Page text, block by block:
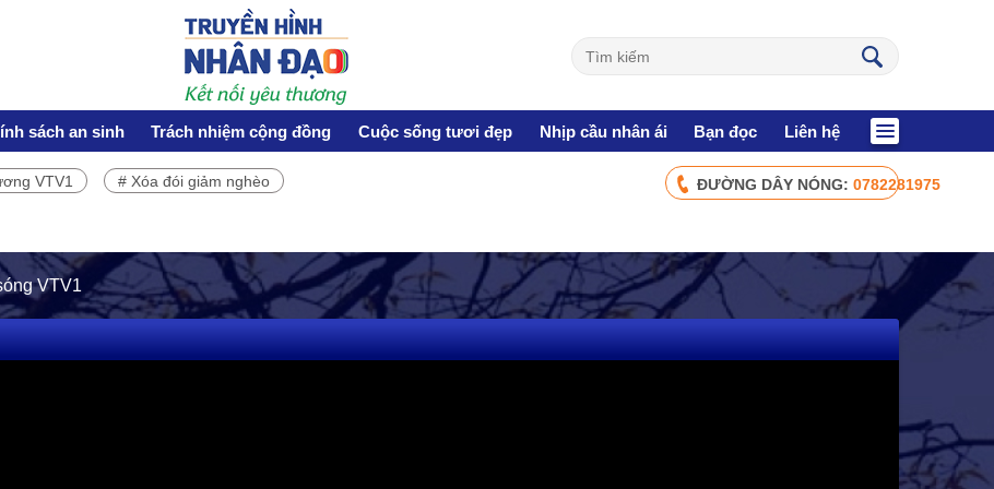
sách an sinh Trách nhiệm cộng đồng Cuộc sống tươi đẹp Nhịp cầu nhân ái Bạn đọc Liên hệ
HOẠT ĐỘNG NHÂN ĐẠO
Hoạt động nhân đạo cả nước
CHÍNH SÁCH AN SINH
Xây dựng Nông thôn mới
Bảo hiểm xã hội - Bảo hiểm y tế
VTV1 # Xóa đói giảm nghèo ĐƯỜNG DÂY NÓNG: 0782281975
VTV1